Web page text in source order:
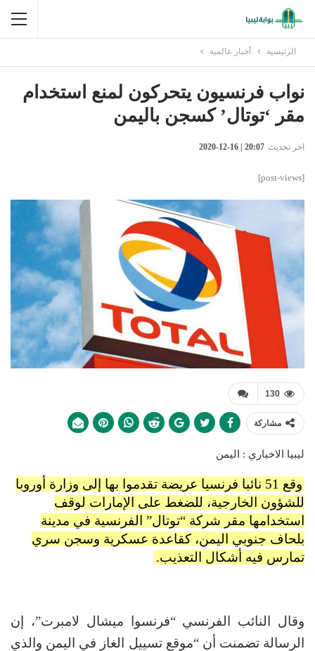
الرئيسية أخبار عالمية
نواب فرنسيون يتحركون لمنع استخدام
مقر ‘توتال’ كسجن باليمن
اخر تحديث 20:07 | 16-12-2020
[post-views]
130
مشاركة
ليبيا الاخباري : اليمن
وقع 51 نائبا فرنسيا عريضة تقدموا بها إلى وزارة أوروبا
للشؤون الخارجية، للضغط على الإمارات لوقف
استخدامها مقر شركة “توتال” الفرنسية في مدينة
بلحاف جنوبي اليمن، كقاعدة عسكرية وسجن سري
تمارس فيه أشكال التعذيب.
وقال النائب الفرنسي “فرنسوا ميشال لامبرت”، إن
الرسالة تضمنت أن “موقع تسييل الغاز في اليمن والذي